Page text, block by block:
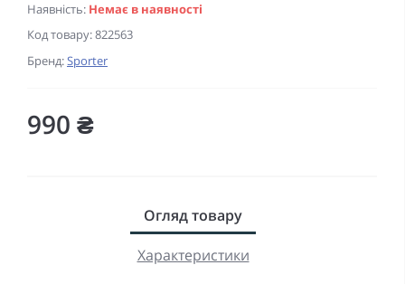
Наявність: Немає в наявності
Код товару:822563
Бренд:Sporter
990 ₴
Огляд товару
Характеристики